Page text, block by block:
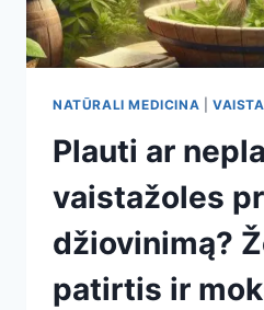
NATŪRALI MEDICINA
Plauti ar
vaistažoles
džiovinimą?
patirtis ir